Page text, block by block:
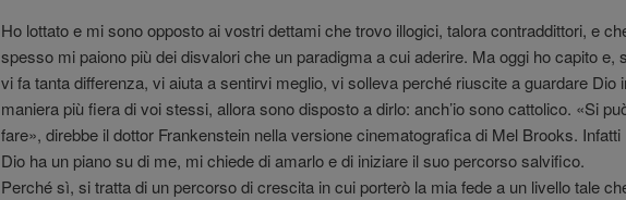
Ho lottato e mi sono opposto ai vostri dettami che trovo illogici, talora contraddittori, e
spesso mi paiono più dei disvalori che un paradigma a cui aderire. Ma oggi ho capito e,
vi fa tanta differenza, vi aiuta a sentirvi meglio, vi solleva perché riuscite a guardare Dio
maniera più fiera di voi stessi, allora sono disposto a dirlo: anch’io sono cattolico. «Si
fare», direbbe il dottor Frankenstein nella versione cinematografica di Mel Brooks. Infatti
Dio ha un piano su di me, mi chiede di amarlo e di iniziare il suo percorso salvifico.
Perché sì, si tratta di un percorso di crescita in cui porterò la mia fede a un livello tale